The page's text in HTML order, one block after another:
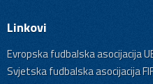
Linkovi
Evropska fudbalska asocijacija
Svjetska fudbalska asocijacija